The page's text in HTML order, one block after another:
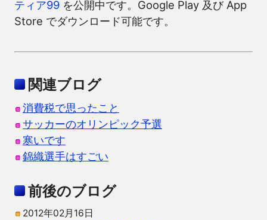
ティア99 を公開中です。Google Play 及び App
Store でダウンロード可能です。
関連ブログ
消費税で思ったこと
サッカーのオリンピック予選
寒いです
錦織選手はすごい
前後のブログ
2012年02月16日